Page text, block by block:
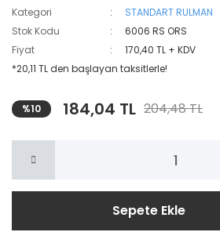
Kategori
STANDART RULMAN
Stok Kodu
6006 RS ORS
Fiyat
170,40 TL + KDV
*20,11 TL den başlayan taksitlerle!
%10 184,04 TL 204,48 TL
Sepete Ekle